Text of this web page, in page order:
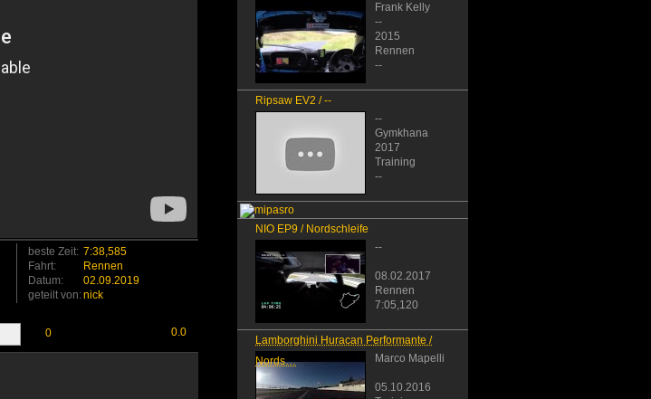
beste Zeit: 7:38,585
Fahrt:
Rennen
Datum:
02.09.2019
geteilt von:nick
0 0.0
Frank Kelly
--
2015
Rennen
--
Ripsaw EV2 / --
--
Gymkhana
2017
Training
--
NIO EP9 / Nordschleife
--
08.02.2017
Rennen
7:05,120
Lamborghini Huracan Performante /
Nords…
Marco Mapelli
05.10.2016